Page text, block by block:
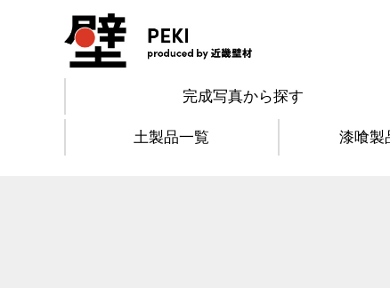
完成写真から探す
土製品一覧 漆喰製